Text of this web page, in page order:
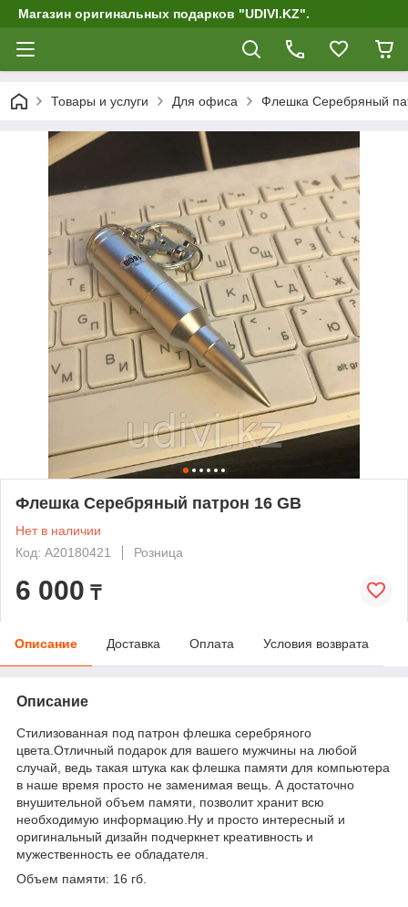
Магазин оригинальных подарков "UDIVI.KZ".
Товары и услуги Для офиса Флешка Серебряный
Флешка Серебряный патрон 16 GB
Нет в наличии
Код: А20180421
Розница
6 000 ₸
Описание Доставка Оплата Условия возврата
Описание
Стилизованная под патрон флешка серебряного
цвета.Отличный подарок для вашего мужчины на любой
случай, ведь такая штука как флешка памяти для компьютера
в наше время просто не заменимая вещь. А достаточно
внушительной объем памяти, позволит хранит всю
необходимую информацию.Ну и просто интересный и
оригинальный дизайн подчеркнет креативность и
мужественность ее обладателя.
Объем памяти: 16 гб.